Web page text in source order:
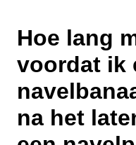
Hoe lang
voordat ik
na het